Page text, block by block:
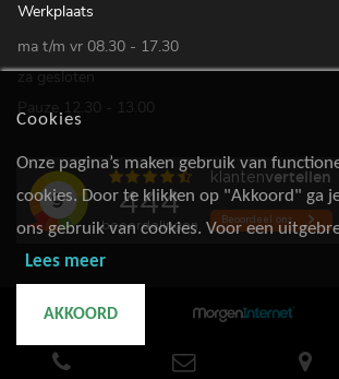
Werkplaats
ma t/m vr 08.30 - 17.30
za gesloten
Pauze 12.30 - 13.00
Cookies
Onze pagina’s maken gebruik van
cookies. Door te klikken op "Akkoord" ga
ons gebruik van cookies. Voor een
Lees meer
AKKOORD